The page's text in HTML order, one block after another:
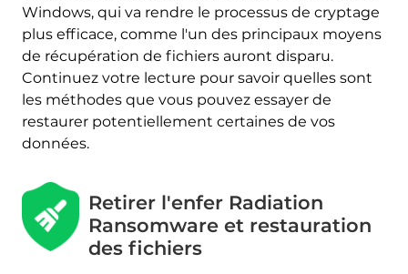
Windows, qui va rendre le processus de cryptage
plus efficace, comme l'un des principaux moyens
de récupération de fichiers auront disparu.
Continuez votre lecture pour savoir quelles sont
les méthodes que vous pouvez essayer de
restaurer potentiellement certaines de vos
données.
Retirer l'enfer Radiation
Ransomware et restauration
des fichiers